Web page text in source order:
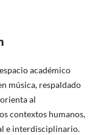
académico
música, respaldado
al
contextos humanos,
e interdisciplinario.